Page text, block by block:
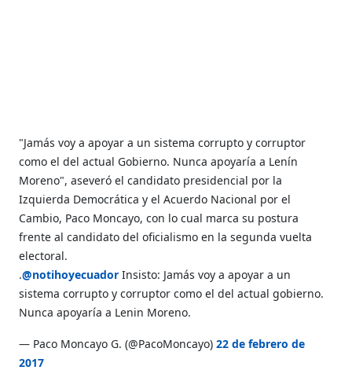
"Jamás voy a apoyar a un sistema corrupto y corruptor
como el del actual Gobierno. Nunca apoyaría a Lenín
Moreno", aseveró el candidato presidencial por la
Izquierda Democrática y el Acuerdo Nacional por el
Cambio, Paco Moncayo, con lo cual marca su postura
frente al candidato del oficialismo en la segunda vuelta
electoral.
.@notihoyecuador Insisto: Jamás voy a apoyar a un
sistema corrupto y corruptor como el del actual gobierno.
Nunca apoyaría a Lenin Moreno.
— Paco Moncayo G. (@PacoMoncayo)22 de febrero de
2017